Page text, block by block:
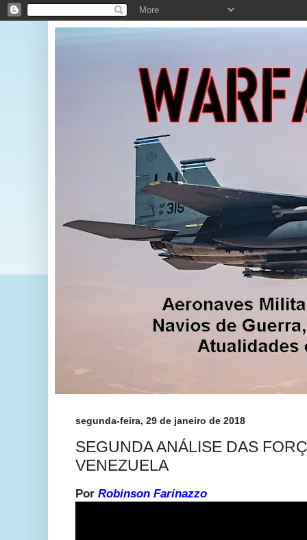
segunda-feira, 29 de janeiro de 2018
SEGUNDA ANÁLISE DAS
VENEZUELA
Por Robinson Farinazzo